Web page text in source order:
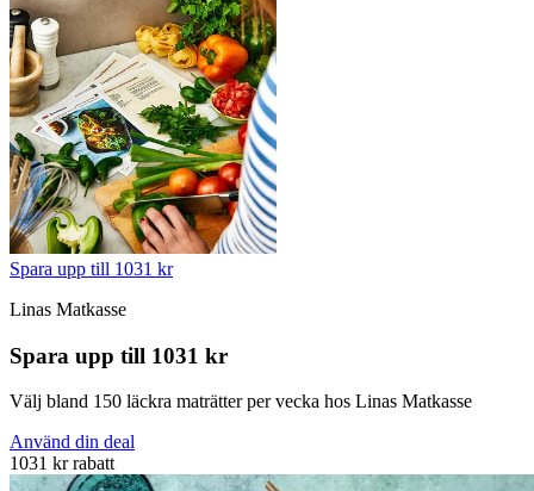
Spara upp till 1031 kr
Linas Matkasse
Spara upp till 1031 kr
Välj bland 150 läckra maträtter per vecka hos Linas Matkasse
Använd din deal
1031 kr rabatt